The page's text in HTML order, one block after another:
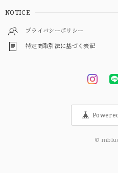
NOTICE
プライバシーポリシー
特定商取引法に基づく表記
©